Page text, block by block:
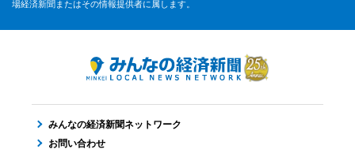
場経済新聞またはその情報提供者に属します。
みんなの経済新聞ネットワーク
お問い合わせ